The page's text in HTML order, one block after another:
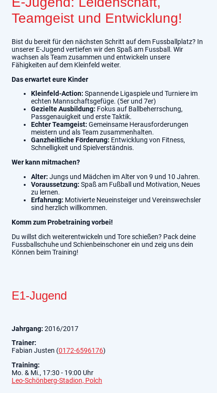
Teamgeist und Entwicklung!
Bist du bereit für den nächsten Schritt auf dem Fussballplatz? In
unserer E-Jugend vertiefen wir den Spaß am Fussball. Wir
wachsen als Team zusammen und entwickeln unsere
Fähigkeiten auf dem Kleinfeld weiter.
Das erwartet eure Kinder
Kleinfeld-Action: Spannende Ligaspiele und Turniere im
echten Mannschaftsgefüge. (5er und 7er)
Gezielte Ausbildung: Fokus auf Ballbeherrschung,
Passgenauigkeit und erste Taktik.
Echter Teamgeist: Gemeinsame Herausforderungen
meistern und als Team zusammenhalten.
Ganzheitliche Förderung: Entwicklung von Fitness,
Schnelligkeit und Spielverständnis.
Wer kann mitmachen?
Alter: Jungs und Mädchen im Alter von 9 und 10 Jahren.
Voraussetzung: Spaß am Fußball und Motivation, Neues
zu lernen.
Erfahrung: Motivierte Neueinsteiger und Vereinswechsler
sind herzlich willkommen.
Komm zum Probetraining vorbei!
Du willst dich weiterentwickeln und Tore schießen? Pack deine
Fussballschuhe und Schienbeinschoner ein und zeig uns dein
Können beim Training!
E1-Jugend
Jahrgang: 2016/2017
Trainer:
Fabian Justen (0172-6596176)
Training:
Mo. & Mi., 17:30 - 19:00 Uhr
Leo-Schönberg-Stadion, Polch